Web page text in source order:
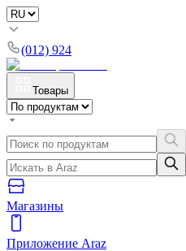
(012) 924
Товары
Магазины
Приложение Araz